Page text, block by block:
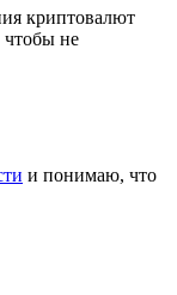
криптовалют
чтобы не
и понимаю, что